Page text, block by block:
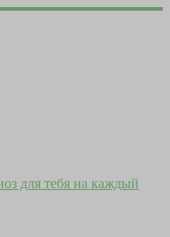
для тебя на каждый